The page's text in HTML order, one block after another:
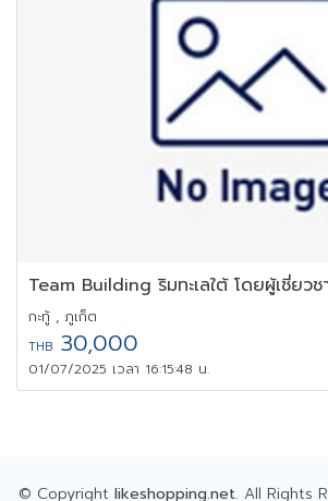
กะทู้ , ภูเก็ต
THB 30,000
01/07/2025 เวลา 16:15:48 น.
© Copyright likeshopping.net. All Rights